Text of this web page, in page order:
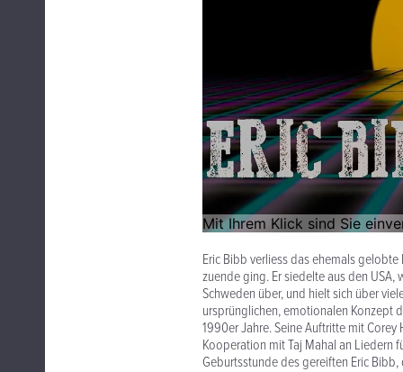
Eric Bibb verliess das ehemals
zuende ging. Er siedelte aus den
Schweden über, und hielt sich über
ursprünglichen, emotionalen Konzept
1990er Jahre. Seine Auftritte mit
Kooperation mit Taj Mahal an Liedern
Geburtsstunde des gereiften Eric